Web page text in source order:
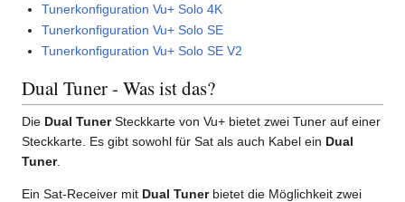
Tunerkonfiguration Vu+ Solo 4K
Tunerkonfiguration Vu+ Solo SE
Tunerkonfiguration Vu+ Solo SE V2
Dual Tuner - Was ist das?
Die Dual TunerSteckkarte von Vu+ bietet zwei Tuner auf einer
Steckkarte. Es gibt sowohl für Sat als auch Kabel ein Dual
Tuner.
Ein Sat-Receiver mit Dual Tunerbietet die Möglichkeit zwei